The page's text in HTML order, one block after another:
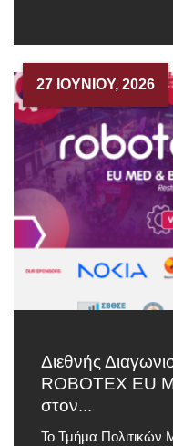
27 ΙΟΥΝΊΟΥ, 2026
Διεθνής
ROBOTEX EU
στον...
Το Τμήμα Πολιτικών